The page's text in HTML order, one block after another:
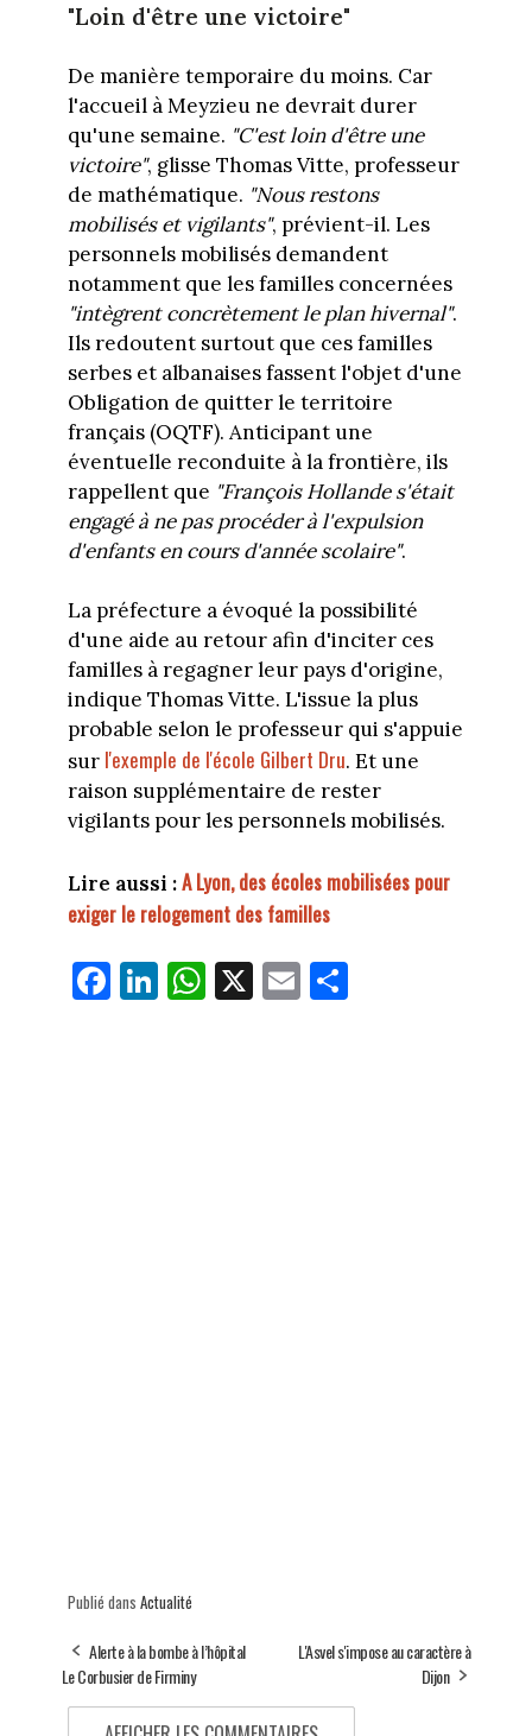
"Loin d'être une victoire"
De manière temporaire du moins. Car
l'accueil à Meyzieu ne devrait durer
qu'une semaine. "C'est loin d'être une
victoire", glisse Thomas Vitte, professeur
de mathématique. "Nous restons
mobiliséset vigilants", prévient-il. Les
personnels mobilisés demandent
notamment que les familles concernées
"intègrent concrètement le plan hivernal".
Ils redoutent surtout que ces familles
serbes et albanaises fassent l'objet d'une
Obligation de quitter le territoire
français (OQTF). Anticipant une
éventuelle reconduite à la frontière, ils
rappellent que "François Hollande s'était
engagé à ne pas procéder à l'expulsion
d'enfants en cours d'année scolaire".
La préfecture a évoqué la possibilité
d'une aide au retour afin d'inciter ces
familles à regagner leur pays d'origine,
indique Thomas Vitte. L'issue la plus
probable selon le professeur qui s'appuie
sur l'exemple de l'école Gilbert Dru. Et une
raison supplémentaire de rester
vigilants pour les personnels mobilisés.
Lire aussi :A Lyon, des écoles mobilisées pour
exiger le relogement des familles
Fa
ce
Li
nk
W
ha
X E
m
Pa
rt
Publié dans Actualité
Alerte à la bombe à l’hôpital
Le Corbusier de Firminy
L'Asvel s'impose au caractère à
Dijon